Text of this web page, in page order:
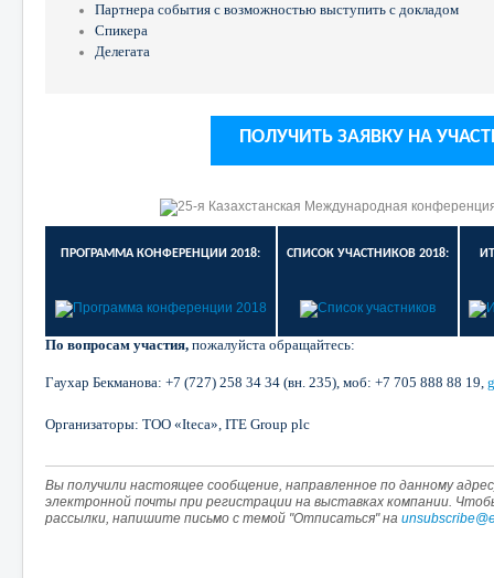
Партнера события с возможностью выступить с докладом
Спикера
Делегата
ПОЛУЧИТЬ ЗАЯВКУ НА
ПРОГРАММА КОНФЕРЕНЦИИ 2018: СПИСОК УЧАСТНИКОВ 2018:
По вопросам участия, пожалуйста обращайтесь:
Гаухар Бекманова: +7 (727) 258 34 34 (вн. 235), моб: +7 705 888 88 19,
Организаторы: ТОО «Iteca», ITE Group plc
Вы получили настоящее сообщение, направленное по данному
электронной почты при регистрации на выставках компании.
рассылки, напишите письмо с темой "Отписаться" на